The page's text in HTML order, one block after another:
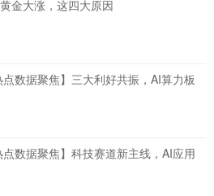
金大涨，这四大原因
点数据聚焦】三大利好共振，AI算力板
点数据聚焦】科技赛道新主线，AI应用